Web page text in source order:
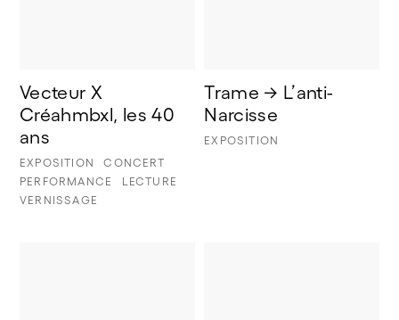
Vecteur X
Créahmbxl, les 40
ans
EXPOSITION
CONCERT
PERFORMANCE
LECTURE
VERNISSAGE
Trame → L’anti-
Narcisse
EXPOSITION